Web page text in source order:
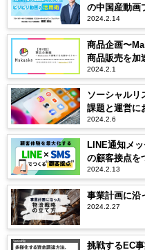
の中国産動画
企業活用
2024.2.14
商品企画〜
商品販売を加
2024.2.1
ソーシャルリ
課題と運営に
2024.2.6
LINE通知メ
の顧客接点を
2024.2.13
事業計画に沿
2024.2.27
挑戦するEC